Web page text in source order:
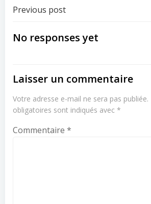
Post
navigation
Previous post
No responses yet
Laisser un commentaire
Votre adresse e-mail ne sera pas publiée.
obligatoires sont indiqués avec *
Commentaire *